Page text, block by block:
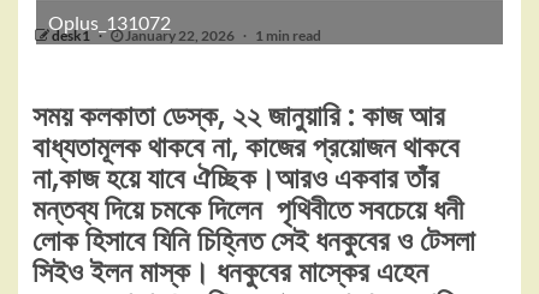
desk1 January 22, 2026 1 min read
Oplus_131072
সময় কলকাতা ডেস্ক, ২২ জানুয়ারি : কাজ আর
বাধ্যতামূলক থাকবে না, কাজের প্রয়োজন থাকবে
না,কাজ হয়ে যাবে ঐচ্ছিক।আরও একবার তাঁর
মন্তব্য দিয়ে চমকে দিলেন পৃথিবীতে সবচেয়ে ধনী
লোক হিসাবে যিনি চিহ্নিত সেই ধনকুবের ও টেসলা
সিইও ইলন মাস্ক। ধনকুবের মাস্কের এহেন